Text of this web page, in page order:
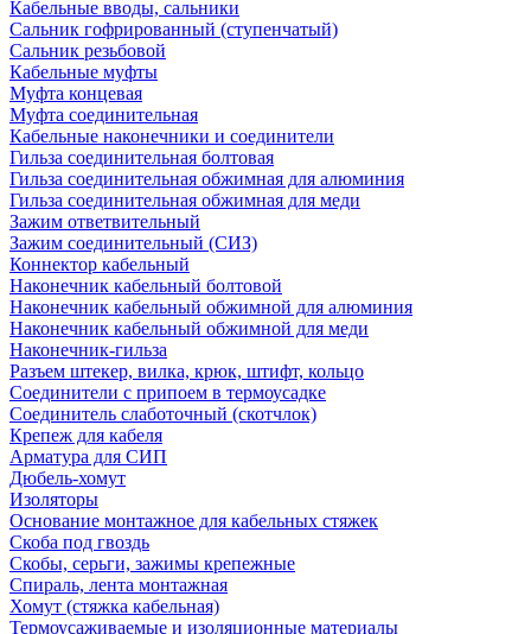
Кабельные вводы, сальники
Сальник гофрированный (ступенчатый)
Сальник резьбовой
Кабельные муфты
Муфта концевая
Муфта соединительная
Кабельные наконечники и соединители
Гильза соединительная болтовая
Гильза соединительная обжимная для алюминия
Гильза соединительная обжимная для меди
Зажим ответвительный
Зажим соединительный (СИЗ)
Коннектор кабельный
Наконечник кабельный болтовой
Наконечник кабельный обжимной для алюминия
Наконечник кабельный обжимной для меди
Наконечник-гильза
Разъем штекер, вилка, крюк, штифт, кольцо
Соединители с припоем в термоусадке
Соединитель слаботочный (скотчлок)
Крепеж для кабеля
Арматура для СИП
Дюбель-хомут
Изоляторы
Основание монтажное для кабельных стяжек
Скоба под гвоздь
Скобы, серьги, зажимы крепежные
Спираль, лента монтажная
Хомут (стяжка кабельная)
Термоусаживаемые и изоляционные материалы